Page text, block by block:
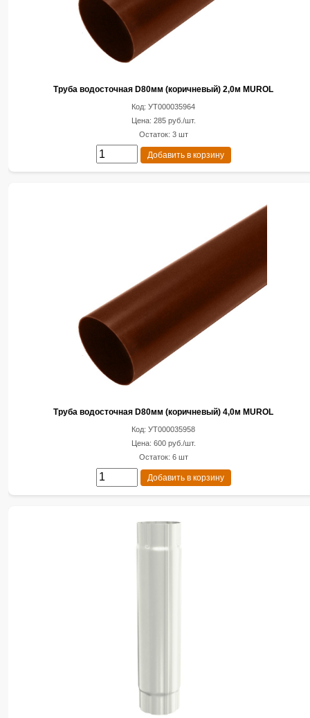
Труба водосточная D80мм (коричневый) 2,0м MUROL
Код: УТ000035964
Цена: 285 руб./шт.
Остаток: 3 шт
Добавить в корзину
Труба водосточная D80мм (коричневый) 4,0м MUROL
Код: УТ000035958
Цена: 600 руб./шт.
Остаток: 6 шт
Добавить в корзину